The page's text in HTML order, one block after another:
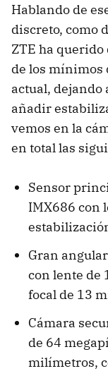
Hablando de
discreto, como
ZTE ha
de los mínimos
actual, dejando
añadir
vemos en la
en total las
Sensor
IMX686 con
Gran
con lente de
focal de 13
Cámara
de 64
milímetros,